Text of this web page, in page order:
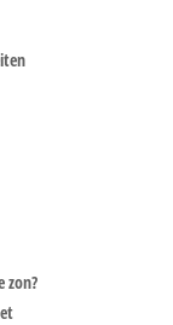
zon?